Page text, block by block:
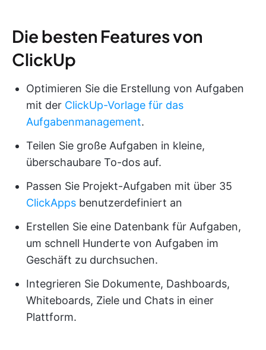
Die besten Features von
ClickUp
Optimieren Sie die Erstellung von Aufgaben
mit der ClickUp-Vorlage für das
Aufgabenmanagement.
Teilen Sie große Aufgaben in kleine,
überschaubare To-dos auf.
Passen Sie Projekt-Aufgaben mit über 35
ClickApps benutzerdefiniert an
Erstellen Sie eine Datenbank für Aufgaben,
um schnell Hunderte von Aufgaben im
Geschäft zu durchsuchen.
Integrieren Sie Dokumente, Dashboards,
Whiteboards, Ziele und Chats in einer
Plattform.